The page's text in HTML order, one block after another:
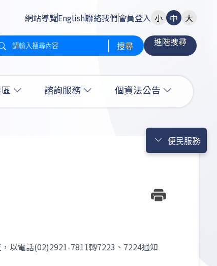
網站導覽English聯絡我們會員登入 小 中 大
搜尋 進階搜尋
諮詢服務 個資法公告
便民服務
以電話(02)2921-7811轉7223、7224通知